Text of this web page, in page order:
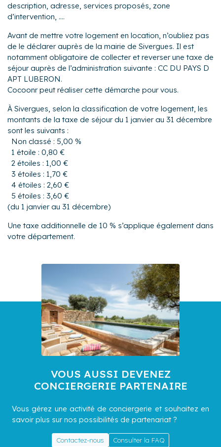
description, adresse, services proposés, zone
d’intervention, ....
Avant de mettre votre logement en location, n’oubliez pas
de le déclarer auprès de la mairie de Sivergues. Il est
notamment obligatoire de collecter et reverser une taxe de
séjour auprès de l’administration suivante : CC DU PAYS D
APT LUBERON.
Cocoonr peut réaliser cette démarche pour vous.
À Sivergues, selon la classification de votre logement, les
montants de la taxe de séjour du 1 janvier au 31 décembre
sont les suivants :
Non classé : 5,00 %
1 étoile : 0,80 €
2 étoiles : 1,00 €
3 étoiles : 1,70 €
4 étoiles : 2,60 €
5 étoiles : 3,60 €
(du 1 janvier au 31 décembre)
Une taxe additionnelle de 10 % s’applique également dans
votre département.
VOUS AUSSI DEVENEZ
CONCIERGERIE PARTENAIRE
Vous gérez une activité de conciergerie et souhaitez en
savoir plus sur nos possibilités de partenariat ?
Contactez-nous Consulter la FAQ